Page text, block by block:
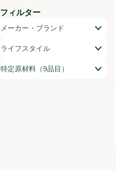
フィルター
メーカー・ブランド
ライフスタイル
特定原材料（9品目）